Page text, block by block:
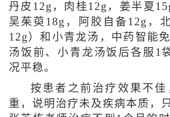
丹皮12g，肉桂12g，姜半夏
吴茱萸18g，阿胶自备12g，
12g）和小青龙汤，中药智能
汤饭前、小青龙汤饭后各服1
况平稳。
按患者之前治疗效果不佳
重，说明治疗未及疾病本质，